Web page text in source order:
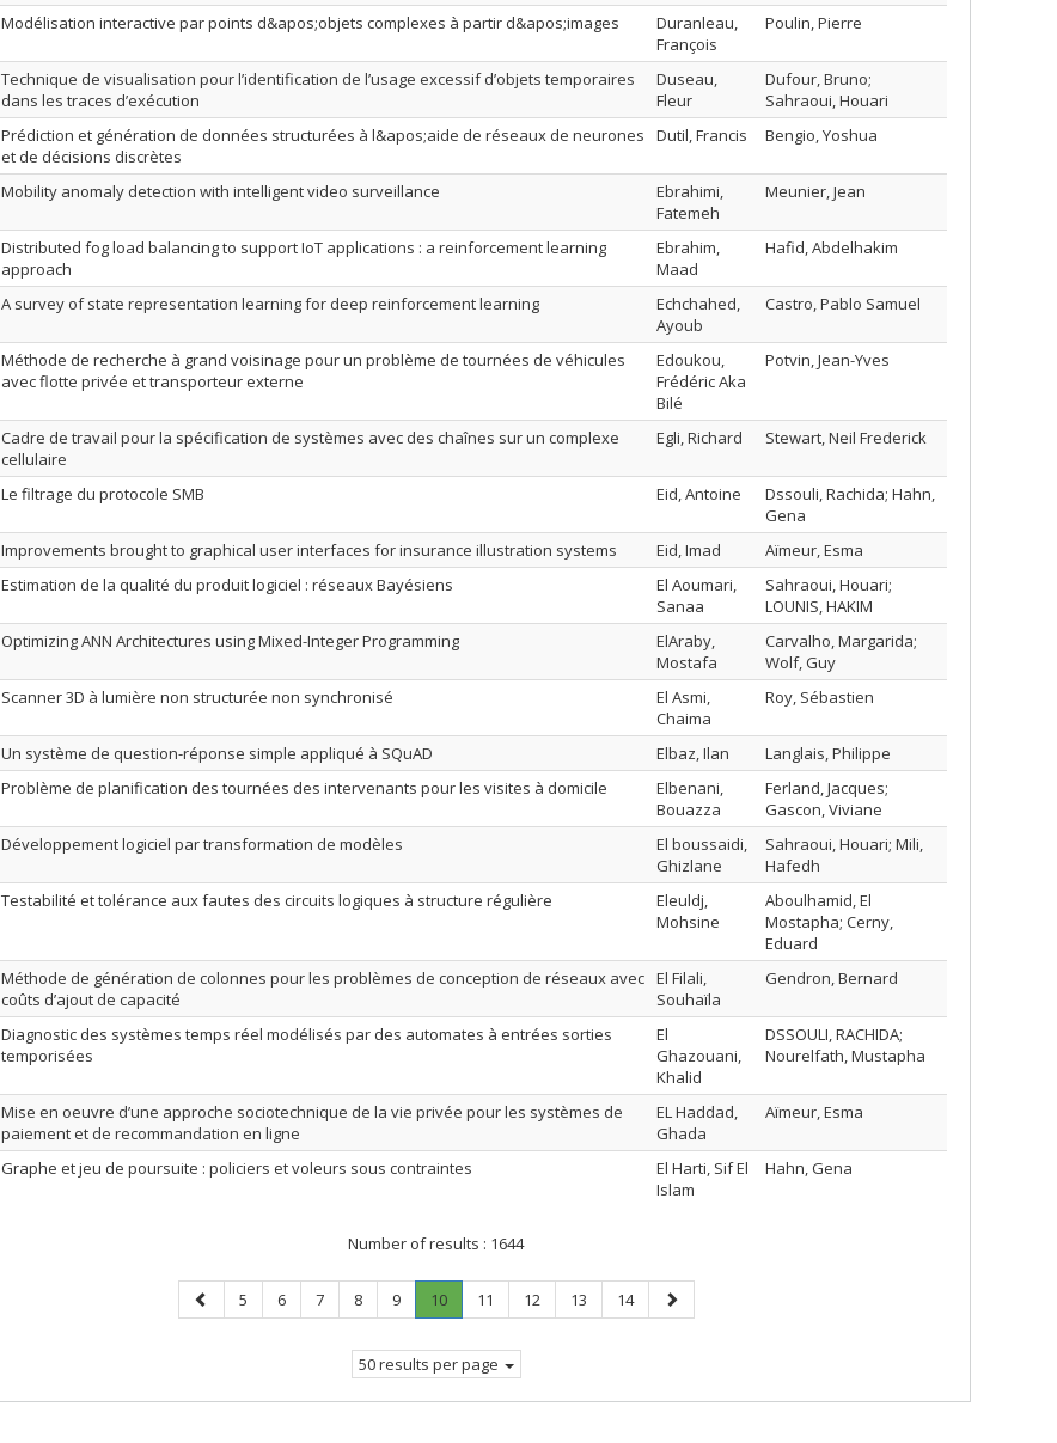
Modélisation interactive par points d&apos;objets complexes à partir d&apos;images
Duranleau,
François
Poulin, Pierre
Technique de visualisation pour l’identification de l’usage excessif d’objets temporaires
dans les traces d’exécution
Duseau,
Fleur
Dufour, Bruno;
Sahraoui, Houari
Prédiction et génération de données structurées à l&apos;aide de réseaux de neurones
et de décisions discrètes
Dutil, Francis Bengio, Yoshua
Mobility anomaly detection with intelligent video surveillance
Ebrahimi,
Fatemeh
Meunier, Jean
Distributed fog load balancing to support IoT applications : a reinforcement learning
approach
Ebrahim,
Maad
Hafid, Abdelhakim
A survey of state representation learning for deep reinforcement learning
Echchahed,
Ayoub
Castro, Pablo Samuel
Méthode de recherche à grand voisinage pour un problème de tournées de véhicules
avec flotte privée et transporteur externe
Edoukou,
Frédéric Aka
Bilé
Potvin, Jean-Yves
Cadre de travail pour la spécification de systèmes avec des chaînes sur un complexe
cellulaire
Egli, Richard Stewart, Neil Frederick
Le filtrage du protocole SMB Eid, Antoine
Dssouli, Rachida; Hahn,
Gena
Improvements brought to graphical user interfaces for insurance illustration systems Eid, Imad
Aïmeur, Esma
Estimation de la qualité du produit logiciel : réseaux Bayésiens
El Aoumari,
Sanaa
Sahraoui, Houari;
LOUNIS, HAKIM
Optimizing ANN Architectures using Mixed-Integer Programming
ElAraby,
Mostafa
Carvalho, Margarida;
Wolf, Guy
Scanner 3D à lumière non structurée non synchronisé
El Asmi,
Chaima
Roy, Sébastien
Un système de question-réponse simple appliqué à SQuAD Elbaz, Ilan
Langlais, Philippe
Problème de planification des tournées des intervenants pour les visites à domicile
Elbenani,
Bouazza
Ferland, Jacques;
Gascon, Viviane
Développement logiciel par transformation de modèles
El boussaidi,
Ghizlane
Sahraoui, Houari; Mili,
Hafedh
Testabilité et tolérance aux fautes des circuits logiques à structure régulière
Eleuldj,
Mohsine
Aboulhamid, El
Mostapha; Cerny,
Eduard
Méthode de génération de colonnes pour les problèmes de conception de réseaux avec
coûts d’ajout de capacité
El Filali,
Souhaïla
Gendron, Bernard
Diagnostic des systèmes temps réel modélisés par des automates à entrées sorties
temporisées
El
Ghazouani,
Khalid
DSSOULI, RACHIDA;
Nourelfath, Mustapha
Mise en oeuvre d’une approche sociotechnique de la vie privée pour les systèmes de
paiement et de recommandation en ligne
EL Haddad,
Ghada
Aïmeur, Esma
Graphe et jeu de poursuite : policiers et voleurs sous contraintes
El Harti, Sif El
Islam
Hahn, Gena
Number of results : 1644
Previous
page
Page
5 Page
6 Page
7 Page
8 Page
9 Page
10.
Current
Page
11 Page
12 Page
13 Page
14
Next
page
50 results per page